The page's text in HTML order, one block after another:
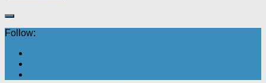
Follow: